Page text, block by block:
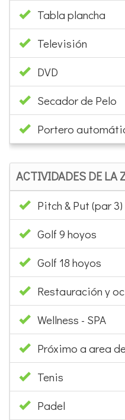
Tabla plancha
Televisión
DVD
Secador de Pelo
Portero
ACTIVIDADES DE LA
Pitch & Put (par 3)
Golf 9 hoyos
Golf 18 hoyos
Restauración y
Wellness - SPA
Próximo a area
Tenis
Padel